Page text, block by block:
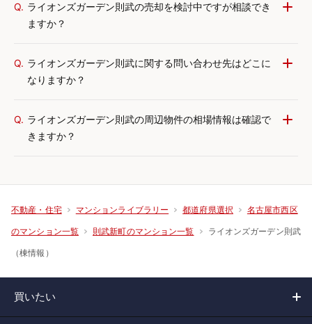
Q. ライオンズガーデン則武の売却を検討中ですが相談でき
ますか？
Q. ライオンズガーデン則武に関する問い合わせ先はどこに
なりますか？
Q. ライオンズガーデン則武の周辺物件の相場情報は確認で
きますか？
不動産・住宅 マンションライブラリー 都道府県選択 名古屋市西区
のマンション一覧 則武新町のマンション一覧 ライオンズガーデン則武
（棟情報）
買いたい